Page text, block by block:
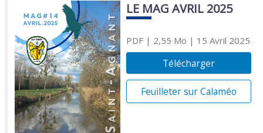
LE MAG AVRIL 2025
PDF| 2,55 Mo | 15 Avril 2025
Télécharger
Feuilleter sur Calaméo